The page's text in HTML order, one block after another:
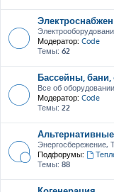
Модератор: Code
Темы: 62
Бассейны, бани,
Все об
Модератор: Code
Темы: 22
Энергосбережение,
Подфорумы:
Темы: 88